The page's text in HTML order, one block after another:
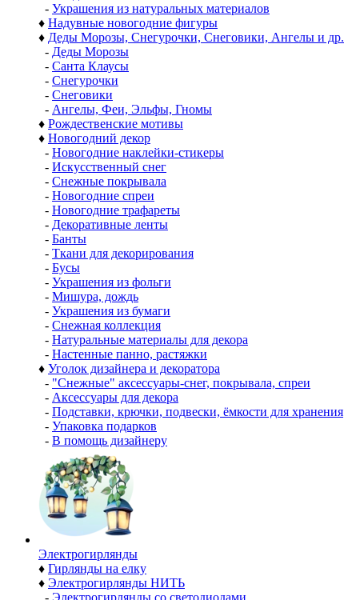
- Украшения из натуральных материалов
♦ Надувные новогодние фигуры
♦ Деды Морозы, Снегурочки, Снеговики, Ангелы и др.
- Деды Морозы
- Санта Клаусы
- Снегурочки
- Снеговики
- Ангелы, Феи, Эльфы, Гномы
♦ Рождественские мотивы
♦ Новогодний декор
- Новогодние наклейки-стикеры
- Искусственный снег
- Снежные покрывала
- Новогодние спреи
- Новогодние трафареты
- Декоративные ленты
- Банты
- Ткани для декорирования
- Бусы
- Украшения из фольги
- Мишура, дождь
- Украшения из бумаги
- Снежная коллекция
- Натуральные материалы для декора
- Настенные панно, растяжки
♦ Уголок дизайнера и декоратора
- "Снежные" аксессуары-снег, покрывала, спреи
- Аксессуары для декора
- Подставки, крючки, подвески, ёмкости для хранения
- Упаковка подарков
- В помощь дизайнеру
Электро­гирлянды
♦ Гирлянды на елку
♦ Электрогирлянды НИТЬ
- Электрогирлянды со светодиодами